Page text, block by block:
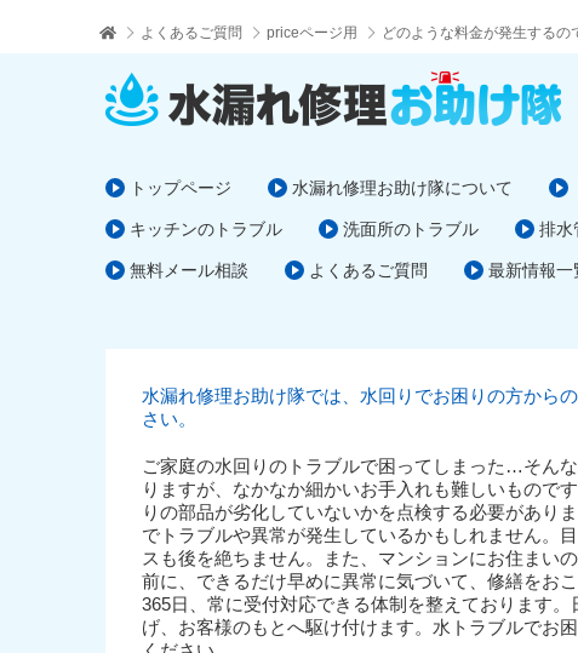
よくあるご質問 priceページ用 どのような料金が発生するの
トップページ 水漏れ修理お助け隊について
キッチンのトラブル 洗面所のトラブル 排水
無料メール相談 よくあるご質問 最新情報一
水漏れ修理お助け隊では、水回りでお困りの方から
さい。
ご家庭の水回りのトラブルで困ってしまった…そん
りますが、なかなか細かいお手入れも難しいもので
りの部品が劣化していないかを点検する必要があり
でトラブルや異常が発生しているかもしれません。
スも後を絶ちません。また、マンションにお住まい
前に、できるだけ早めに異常に気づいて、修繕をお
365日、常に受付対応できる体制を整えております
げ、お客様のもとへ駆け付けます。水トラブルでお